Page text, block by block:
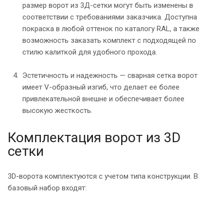
размер ворот из 3Д-сетки могут быть изменены в
соответствии с требованиями заказчика. Доступна
покраска в любой оттенок по каталогу RAL, а также
возможность заказать комплект с подходящей по
стилю калиткой для удобного прохода.
Эстетичность и надежность — сварная сетка ворот
имеет V-образный изгиб, что делает ее более
привлекательной внешне и обеспечивает более
высокую жесткость.
Комплектация ворот из 3D
сетки
3D-ворота комплектуются с учетом типа конструкции. В
базовый набор входят: